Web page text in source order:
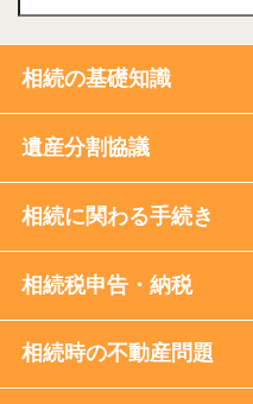
相続の基礎知識
遺産分割協議
相続に関わる手続き
相続税申告・納税
相続時の不動産問題